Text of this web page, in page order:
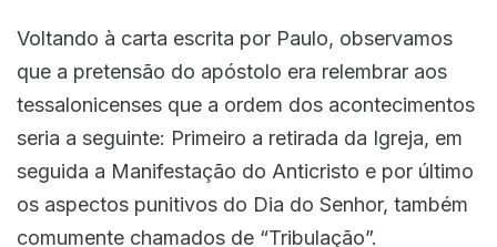
Voltando à carta escrita por Paulo, observamos
que a pretensão do apóstolo era relembrar aos
tessalonicenses que a ordem dos acontecimentos
seria a seguinte: Primeiro a retirada da Igreja, em
seguida a Manifestação do Anticristo e por último
os aspectos punitivos do Dia do Senhor, também
comumente chamados de “Tribulação”.